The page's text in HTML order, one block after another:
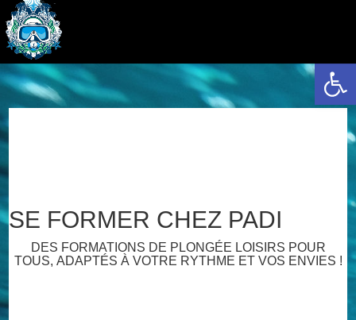
Ouvrir
SE FORMER CHEZ PADI
DES FORMATIONS DE PLONGÉE LOISIRS POUR
TOUS, ADAPTÉS À VOTRE RYTHME ET VOS ENVIES !